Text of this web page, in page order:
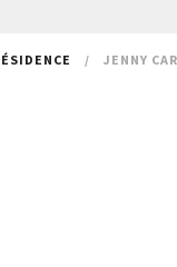
/
JENNY